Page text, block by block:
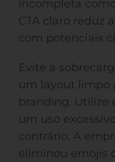
incompleta
CTA claro reduz
com potenciais
Evite a
um layout limpo
branding. Utilize
um uso
contrário. A
eliminou emojis